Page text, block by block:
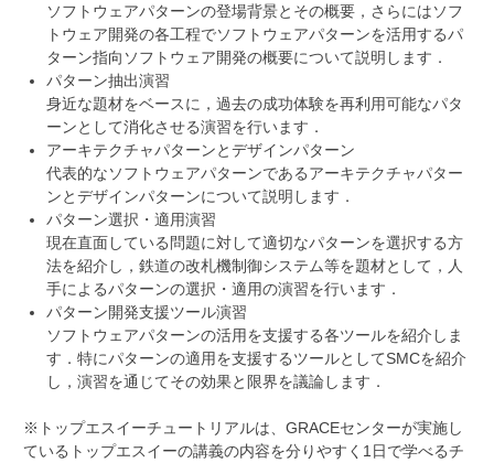
ソフトウェアパターンの登場背景とその概要，さらにはソフ
トウェア開発の各工程でソフトウェアパターンを活用するパ
ターン指向ソフトウェア開発の概要について説明します．
パターン抽出演習
身近な題材をベースに，過去の成功体験を再利用可能なパタ
ーンとして消化させる演習を行います．
アーキテクチャパターンとデザインパターン
代表的なソフトウェアパターンであるアーキテクチャパター
ンとデザインパターンについて説明します．
パターン選択・適用演習
現在直面している問題に対して適切なパターンを選択する方
法を紹介し，鉄道の改札機制御システム等を題材として，人
手によるパターンの選択・適用の演習を行います．
パターン開発支援ツール演習
ソフトウェアパターンの活用を支援する各ツールを紹介しま
す．特にパターンの適用を支援するツールとしてSMCを紹介
し，演習を通じてその効果と限界を議論します．
※トップエスイーチュートリアルは、GRACEセンターが実施し
ているトップエスイーの講義の内容を分りやすく1日で学べるチ